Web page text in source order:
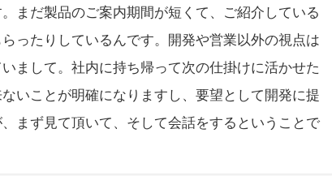
まだ製品のご案内期間が短くて、ご紹介している
ったりしているんです。開発や営業以外の視点は
まして。社内に持ち帰って次の仕掛けに活かせた
いことが明確になりますし、要望として開発に提
まず見て頂いて、そして会話をするということで